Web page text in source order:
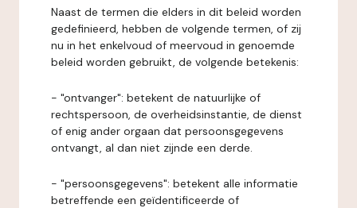
Naast de termen die elders in dit beleid worden
gedefinieerd, hebben de volgende termen, of zij
nu in het enkelvoud of meervoud in genoemde
beleid worden gebruikt, de volgende betekenis:
- "ontvanger": betekent de natuurlijke of
rechtspersoon, de overheidsinstantie, de dienst
of enig ander orgaan dat persoonsgegevens
ontvangt, al dan niet zijnde een derde.
- "persoonsgegevens": betekent alle informatie
betreffende een geïdentificeerde of